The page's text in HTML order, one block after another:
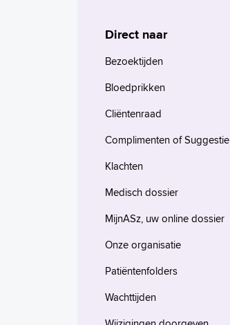
Direct naar
Bezoektijden
Bloedprikken
Cliëntenraad
Complimenten of Suggestie
Klachten
Medisch dossier
MijnASz, uw online dossier
Onze organisatie
Patiëntenfolders
Wachttijden